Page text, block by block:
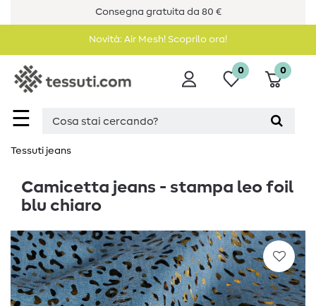
Consegna gratuita da 80 €
Novità: Air Mesh! Scoprilo ora!
☰
0 0
Tessuti jeans
Camicetta jeans - stampa leo foil
blu chiaro